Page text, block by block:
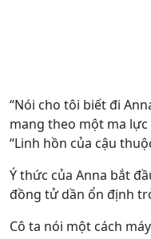
“Nói cho tôi biết đi
mang theo một ma
“Linh hồn của cậu
Ý thức của Anna bắt
đồng tử dần ổn định
Cô ta nói một cách